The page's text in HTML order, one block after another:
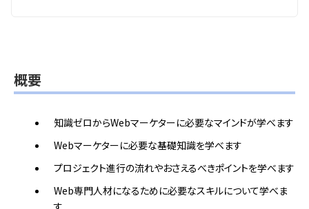
概要
知識ゼロからWebマーケターに必要なマインドが学べます
Webマーケターに必要な基礎知識を学べます
プロジェクト進行の流れやおさえるべきポイントを学べます
Web専門人材になるために必要なスキルについて学べま